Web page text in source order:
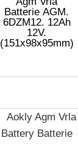
Batterie AGM.
6DZM12. 12Ah
12V.
(151x98x95mm)